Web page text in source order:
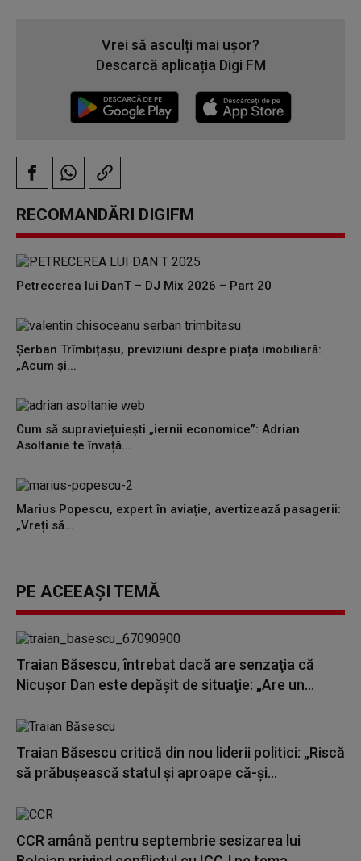
Vrei să asculți mai ușor?
Descarcă aplicația Digi FM
RECOMANDĂRI DIGIFM
Petrecerea lui DanT – DJ Mix 2026 – Part 20
Șerban Trîmbițașu, previziuni despre piața imobiliară:
„Acum și...
Cum să supraviețuiești „iernii economice”: Adrian
Asoltanie te învață...
Marius Popescu, expert în aviație, avertizează pasagerii:
„Vreți să...
PE ACEEAȘI TEMĂ
Traian Băsescu, întrebat dacă are senzaţia că
Nicuşor Dan este depăşit de situaţie: „Are un...
Traian Băsescu critică din nou liderii politici: „Riscă
să prăbușească statul și aproape că-și...
CCR amână pentru septembrie sesizarea lui